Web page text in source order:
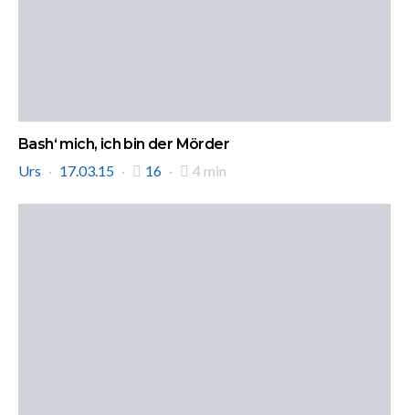
Bash‘ mich, ich bin der Mörder
Urs
17.03.15 16 4 min